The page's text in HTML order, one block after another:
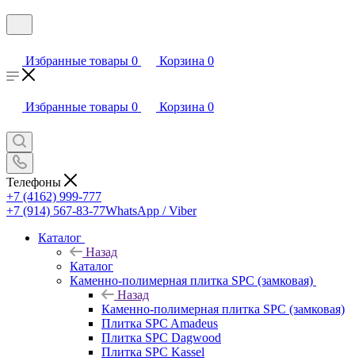
Избранные товары 0 Корзина 0
Избранные товары 0 Корзина 0
Телефоны
+7 (4162) 999-777
+7 (914) 567-83-77WhatsApp / Viber
Каталог
Назад
Каталог
Каменно-полимерная плитка SPC (замковая)
Назад
Каменно-полимерная плитка SPC (замковая)
Плитка SPC Amadeus
Плитка SPC Dagwood
Плитка SPC Kassel